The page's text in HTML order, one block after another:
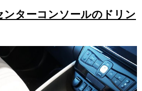
ンターコンソールのドリン